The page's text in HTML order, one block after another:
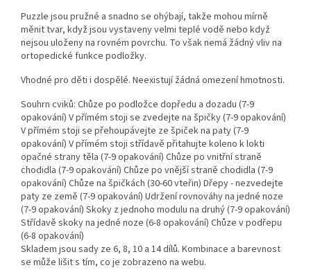
Puzzle jsou pružné a snadno se ohýbají, takže mohou mírně
měnit tvar, když jsou vystaveny velmi teplé vodě nebo když
nejsou uloženy na rovném povrchu. To však nemá žádný vliv na
ortopedické funkce podložky.
Vhodné pro děti i dospělé. Neexistují žádná omezení hmotnosti.
Souhrn cviků: Chůze po podložce dopředu a dozadu (7-9
opakování) V přímém stoji se zvedejte na špičky (7-9 opakování)
V přímém stoji se přehoupávejte ze špiček na paty (7-9
opakování) V přímém stoji střídavě přitahujte koleno k lokti
opačné strany těla (7-9 opakování) Chůze po vnitřní straně
chodidla (7-9 opakování) Chůze po vnější straně chodidla (7-9
opakování) Chůze na špičkách (30-60 vteřin) Dřepy - nezvedejte
paty ze země (7-9 opakování) Udržení rovnováhy na jedné noze
(7-9 opakování) Skoky z jednoho modulu na druhý (7-9 opakování)
Střídavě skoky na jedné noze (6-8 opakování) Chůze v podřepu
(6-8 opakování)
Skladem jsou sady ze 6, 8, 10 a 14 dílů. Kombinace a barevnost
se může lišit s tím, co je zobrazeno na webu.